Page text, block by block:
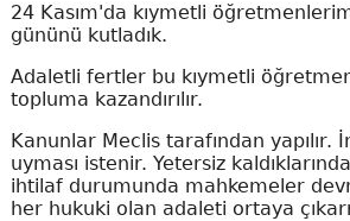
24 Kasım'da kıymetli
gününü kutladık.
Adaletli fertler bu kıymetli
topluma kazandırılır.
Kanunlar Meclis tarafından yapılır.
uyması istenir. Yetersiz
ihtilaf durumunda mahkemeler
her hukuki olan adaleti ortaya